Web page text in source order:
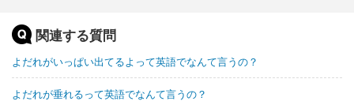
関連する質問
よだれがいっぱい出てるよって英語でなんて言うの？
よだれが垂れるって英語でなんて言うの？